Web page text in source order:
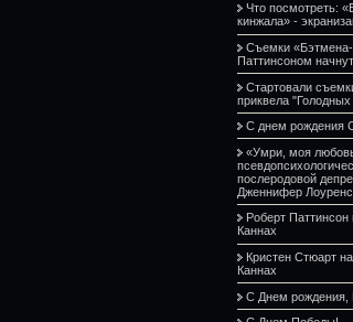
Что посмотреть:
кинжала» -
Съемки
Паттинсоном
Стартовали
приквела "Голодных
С днем рождения
«Умри, моя
послеродовой
Дженнифер Лоуренс
Роберт
Каннах
Кристен Стюарт
Каннах
С Днем рождения,